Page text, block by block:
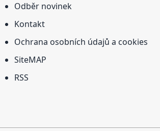
Odběr novinek
Kontakt
Ochrana osobních údajů a cookies
SiteMAP
RSS